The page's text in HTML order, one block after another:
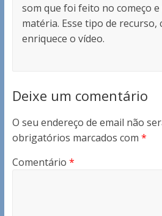
som que foi feito no começo
matéria. Esse tipo de recurso,
enriquece o vídeo.
Deixe um comentário
O seu endereço de email não
obrigatórios marcados com *
Comentário *